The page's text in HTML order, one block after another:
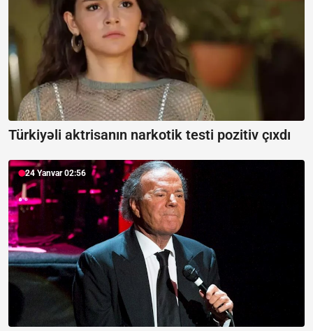
Türkiyəli aktrisanın narkotik testi pozitiv çıxdı
24 Yanvar 02:56